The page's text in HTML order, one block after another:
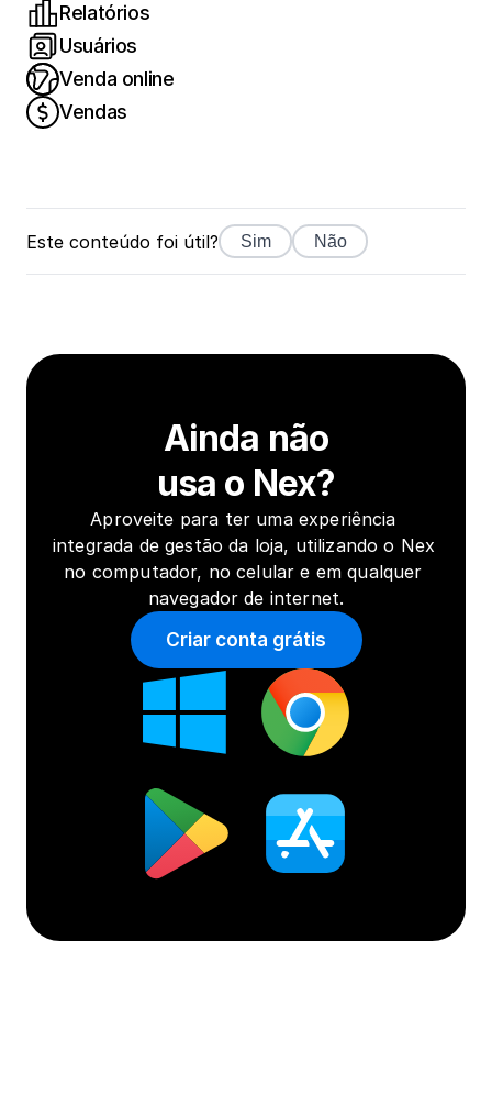
Relatórios
Usuários
Venda online
Vendas
Este conteúdo foi útil? Sim Não
Ainda não
usa o Nex?
Aproveite para ter uma experiência
integrada de gestão da loja, utilizando o Nex
no computador, no celular e em qualquer
navegador de internet.
Criar conta grátis